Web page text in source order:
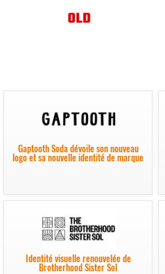
Gaptooth Soda dévoile son nouveau
logo et sa nouvelle identité de marque
Identité visuelle renouvelée de
Brotherhood Sister Sol